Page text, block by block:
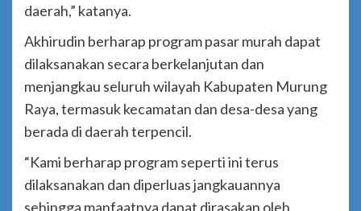
daerah,” katanya.
Akhirudin berharap program pasar murah dapat
dilaksanakan secara berkelanjutan dan
menjangkau seluruh wilayah Kabupaten Murung
Raya, termasuk kecamatan dan desa-desa yang
berada di daerah terpencil.
“Kami berharap program seperti ini terus
dilaksanakan dan diperluas jangkauannya
sehingga manfaatnya dapat dirasakan oleh